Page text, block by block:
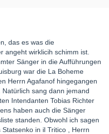
das es was die
angeht wirklicih schimm ist.
Sänger in die Aufführungen
war die La Boheme
Herrn Agafanof hingegangen
sang dann jemand
Intendanten Tobias Richter
haben auch die Sänger
standen. Obwohl ich sagen
in il Tritico , Herrn